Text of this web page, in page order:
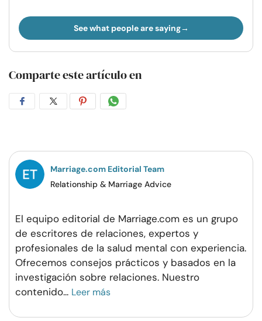
See what people are saying
Comparte este artículo en
CompartirCompartirCompartirCompartir
Marriage.com Editorial Team
Relationship & Marriage Advice
El equipo editorial de Marriage.com es un grupo
de escritores de relaciones, expertos y
profesionales de la salud mental con experiencia.
Ofrecemos consejos prácticos y basados en la
investigación sobre relaciones. Nuestro
contenido... Leer más